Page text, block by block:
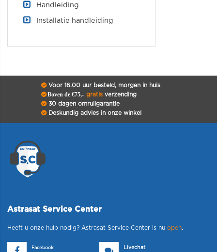
Handleiding
Installatie handleiding
Voor 16.00 uur besteld, morgen in huis
Boven de €75,- gratisverzending
30 dagen omruilgarantie
Deskundig advies in onze winkel
Astrasat Service Center
Heeft u onze hulp nodig? Astrasat Service Center is nu open.
Facebook
Livechat